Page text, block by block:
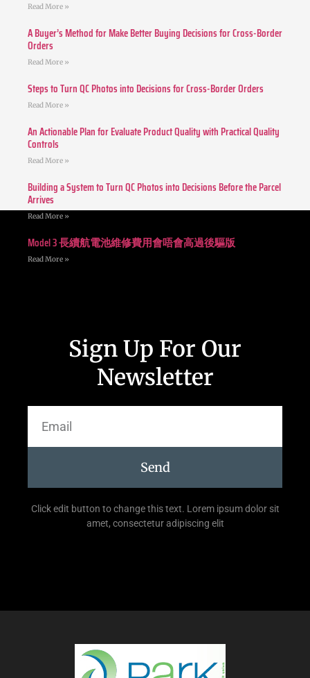
Read More »
A Buyer’s Method for Make Better Buying Decisions for Cross-Border
Orders
Read More »
Steps to Turn QC Photos into Decisions for Cross-Border Orders
Read More »
An Actionable Plan for Evaluate Product Quality with Practical Quality
Controls
Read More »
Building a System to Turn QC Photos into Decisions Before the Parcel
Arrives
Read More »
Model 3 長續航電池維修費用會唔會高過後驅版
Read More »
Sign Up For Our
Newsletter
Send
Click edit button to change this text. Lorem ipsum dolor sit
amet, consectetur adipiscing elit